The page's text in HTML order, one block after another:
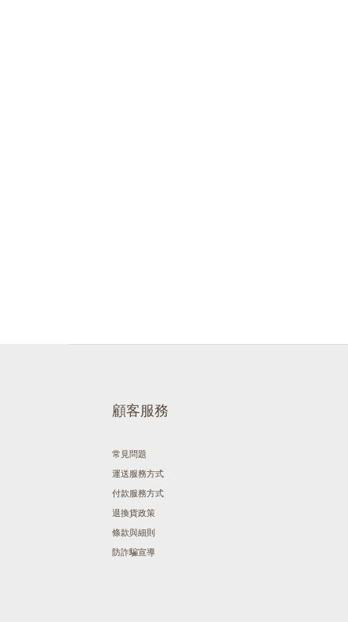
顧客服務
常見問題
運送服務方式
付款服務方式
退換貨政策
條款與細則
防詐騙宣導